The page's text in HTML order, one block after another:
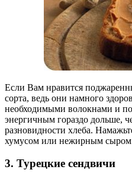
Если Вам нравится
сорта, ведь они намного
необходимыми волокнами и
энергичным гораздо дольше,
разновидности хлеба.
хумусом или нежирным
3. Турецкие сендвичи